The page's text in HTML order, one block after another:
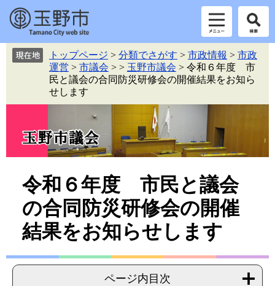
トップページ > 分類でさがす > 市政情報 > 市政
運営 > 市議会 > > 玉野市議会 > 令和６年度 市
民と議会の合同防災研修会の開催結果をお知ら
せします
令和６年度 市民と議会
の合同防災研修会の開催
結果をお知らせします
ページ内目次